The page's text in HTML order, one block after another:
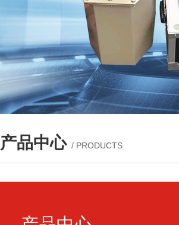
产品中心 / PRODUCTS